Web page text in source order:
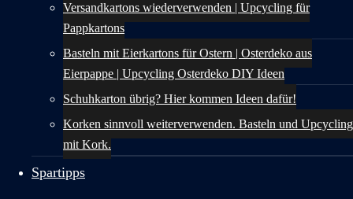
Versandkartons wiederverwenden | Upcycling für
Pappkartons
Basteln mit Eierkartons für Ostern | Osterdeko aus
Eierpappe | Upcycling Osterdeko DIY Ideen
Schuhkarton übrig? Hier kommen Ideen dafür!
Korken sinnvoll weiterverwenden. Basteln und Upcycling
mit Kork.
Spartipps